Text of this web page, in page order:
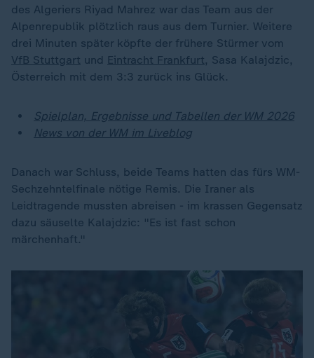
des Algeriers Riyad Mahrez war das Team aus der
Alpenrepublik plötzlich raus aus dem Turnier. Weitere
drei Minuten später köpfte der frühere Stürmer vom
VfB Stuttgart und Eintracht Frankfurt, Sasa Kalajdzic,
Österreich mit dem 3:3 zurück ins Glück.
Spielplan, Ergebnisse und Tabellen der WM 2026
News von der WM im Liveblog
Danach war Schluss, beide Teams hatten das fürs WM-
Sechzehntelfinale nötige Remis. Die Iraner als
Leidtragende mussten abreisen - im krassen Gegensatz
dazu säuselte Kalajdzic: "Es ist fast schon
märchenhaft."